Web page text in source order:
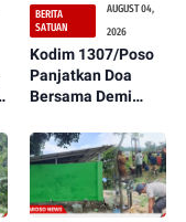
BERITA
SATUAN
AUGUST 04,
2026
Kodim 1307/Poso
Panjatkan Doa
Bersama Demi
TNI Terintegrasi TA
2026